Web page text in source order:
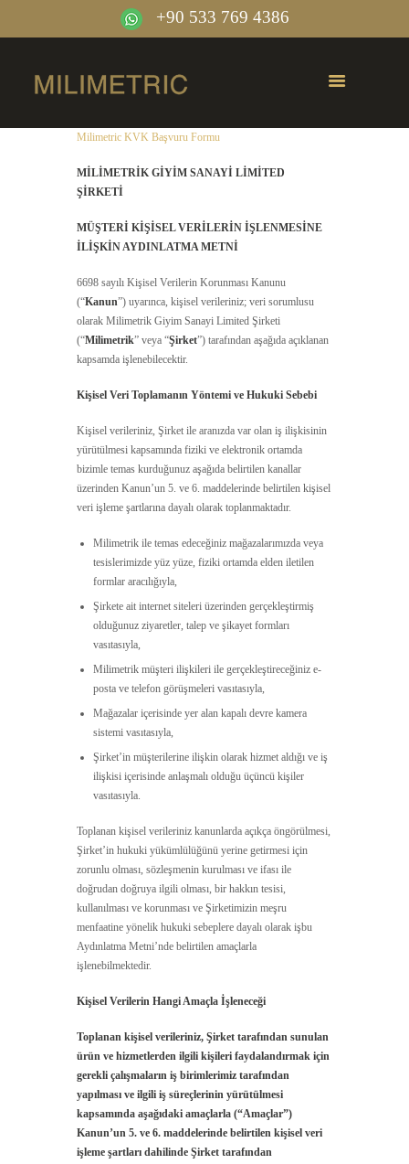
+90 533 769 4386
Milimetric KVK Başvuru Formu
MİLİMETRİK GİYİM SANAYİ LİMİTED
ŞİRKETİ
MÜŞTERİ KİŞİSEL VERİLERİN İŞLENMESİNE
İLİŞKİN AYDINLATMA METNİ
6698 sayılı Kişisel Verilerin Korunması Kanunu
(“Kanun”) uyarınca, kişisel verileriniz; veri sorumlusu
olarak Milimetrik Giyim Sanayi Limited Şirketi
(“Milimetrik” veya “Şirket”) tarafından aşağıda açıklanan
kapsamda işlenebilecektir.
Kişisel Veri Toplamanın Yöntemi ve Hukuki Sebebi
Kişisel verileriniz, Şirket ile aranızda var olan iş ilişkisinin
yürütülmesi kapsamında fiziki ve elektronik ortamda
bizimle temas kurduğunuz aşağıda belirtilen kanallar
üzerinden Kanun’un 5. ve 6. maddelerinde belirtilen kişisel
veri işleme şartlarına dayalı olarak toplanmaktadır.
Milimetrik ile temas edeceğiniz mağazalarımızda veya
tesislerimizde yüz yüze, fiziki ortamda elden iletilen
formlar aracılığıyla,
Şirkete ait internet siteleri üzerinden gerçekleştirmiş
olduğunuz ziyaretler, talep ve şikayet formları
vasıtasıyla,
Milimetrik müşteri ilişkileri ile gerçekleştireceğiniz e-
posta ve telefon görüşmeleri vasıtasıyla,
Mağazalar içerisinde yer alan kapalı devre kamera
sistemi vasıtasıyla,
Şirket’in müşterilerine ilişkin olarak hizmet aldığı ve iş
ilişkisi içerisinde anlaşmalı olduğu üçüncü kişiler
vasıtasıyla.
Toplanan kişisel verileriniz kanunlarda açıkça öngörülmesi,
Şirket’in hukuki yükümlülüğünü yerine getirmesi için
zorunlu olması, sözleşmenin kurulması ve ifası ile
doğrudan doğruya ilgili olması, bir hakkın tesisi,
kullanılması ve korunması ve Şirketimizin meşru
menfaatine yönelik hukuki sebeplere dayalı olarak işbu
Aydınlatma Metni’nde belirtilen amaçlarla
işlenebilmektedir.
Kişisel Verilerin Hangi Amaçla İşleneceği
Toplanan kişisel verileriniz, Şirket tarafından sunulan
ürün ve hizmetlerden ilgili kişileri faydalandırmak için
gerekli çalışmaların iş birimlerimiz tarafından
yapılması ve ilgili iş süreçlerinin yürütülmesi
kapsamında aşağıdaki amaçlarla (“Amaçlar”)
Kanun’un 5. ve 6. maddelerinde belirtilen kişisel veri
işleme şartları dahilinde Şirket tarafından